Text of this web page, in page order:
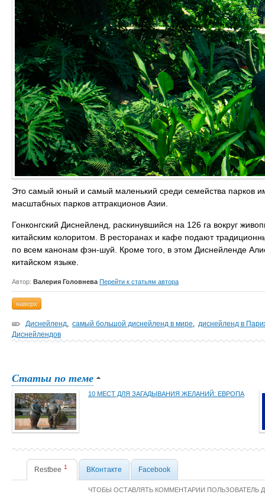
Это самый юный и самый маленький среди семейства парков
масштабных парков аттракционов Азии.
Гонконгский Диснейленд, раскинувшийся на 126 га вокруг
китайским колоритом. В ресторанах и кафе подают
по всем канонам фэн-шуй. Кроме того, в этом Диснейленде
китайском языке.
Автор: Валерия Головнева Перейти к статьям автора
наверх
Диснейленд самый большой диснейленд в мире
диснейленд в
Диснейлендов
Статьи по теме
10 МЕСТ ДЛЯ ЗАГАДЫВАНИЯ ЖЕЛАНИЙ: ЕВРОПА
Restbee 1 ВКонтакте Facebook
ЧТОБЫ ОСТАВЛЯТЬ КОММЕНТАРИИ